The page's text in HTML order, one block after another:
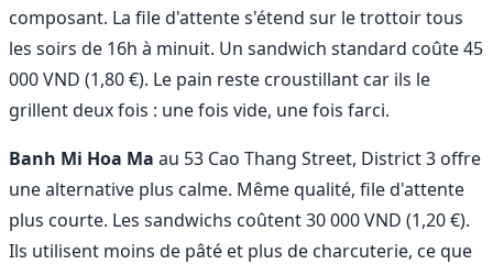
composant. La file d'attente s'étend sur le trottoir tous
les soirs de 16h à minuit. Un sandwich standard coûte 45
000 VND (1,80 €). Le pain reste croustillant car ils le
grillent deux fois : une fois vide, une fois farci.
Banh Mi Hoa Ma au 53 Cao Thang Street, District 3 offre
une alternative plus calme. Même qualité, file d'attente
plus courte. Les sandwichs coûtent 30 000 VND (1,20 €).
Ils utilisent moins de pâté et plus de charcuterie, ce que